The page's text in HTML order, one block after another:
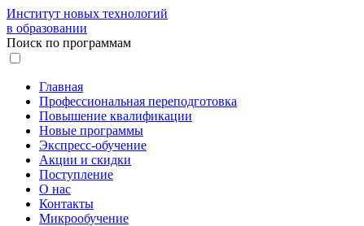
Институт новых технологий
в образовании
Поиск по программам
Главная
Профессиональная переподготовка
Повышение квалификации
Новые программы
Экспресс-обучение
Акции и скидки
Поступление
О нас
Контакты
Микрообучение